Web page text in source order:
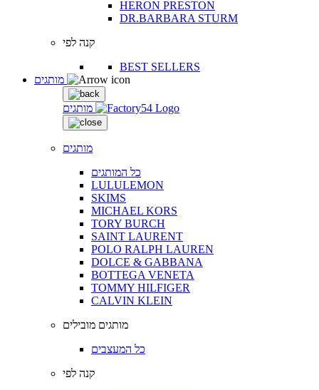
HERON PRESTON
DR.BARBARA STURM
קנה לפי
BEST SELLERS
מותגים
מותגים
כל המותגים
LULULEMON
SKIMS
MICHAEL KORS
TORY BURCH
SAINT LAURENT
POLO RALPH LAUREN
DOLCE & GABBANA
BOTTEGA VENETA
TOMMY HILFIGER
CALVIN KLEIN
מותגים מובילים
כל המעצבים
קנה לפי